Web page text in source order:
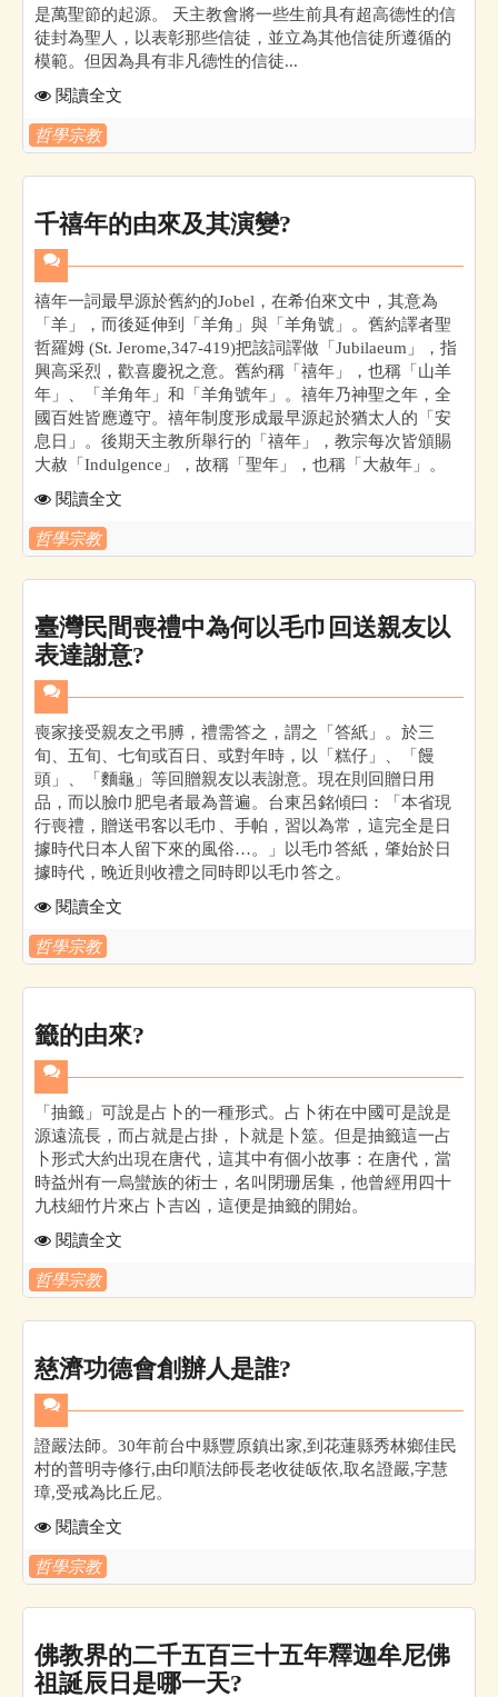
是萬聖節的起源。 天主教會將一些生前具有超高德性的信
徒封為聖人，以表彰那些信徒，並立為其他信徒所遵循的
模範。但因為具有非凡德性的信徒...
閱讀全文
哲學宗教
千禧年的由來及其演變?
禧年一詞最早源於舊約的Jobel，在希伯來文中，其意為
「羊」，而後延伸到「羊角」與「羊角號」。舊約譯者聖
哲羅姆 (St. Jerome,347-419)把該詞譯做「Jubilaeum」，指
興高采烈，歡喜慶祝之意。舊約稱「禧年」，也稱「山羊
年」、「羊角年」和「羊角號年」。禧年乃神聖之年，全
國百姓皆應遵守。禧年制度形成最早源起於猶太人的「安
息日」。後期天主教所舉行的「禧年」，教宗每次皆頒賜
大赦「Indulgence」，故稱「聖年」，也稱「大赦年」。
閱讀全文
哲學宗教
臺灣民間喪禮中為何以毛巾回送親友以
表達謝意?
喪家接受親友之弔膊，禮需答之，謂之「答紙」。於三
旬、五旬、七旬或百日、或對年時，以「糕仔」、「饅
頭」、「麵龜」等回贈親友以表謝意。現在則回贈日用
品，而以臉巾肥皂者最為普遍。台東呂銘傾曰：「本省現
行喪禮，贈送弔客以毛巾、手帕，習以為常，這完全是日
據時代日本人留下來的風俗…。」以毛巾答紙，肇始於日
據時代，晚近則收禮之同時即以毛巾答之。
閱讀全文
哲學宗教
籤的由來?
「抽籤」可說是占卜的一種形式。占卜術在中國可是說是
源遠流長，而占就是占掛，卜就是卜筮。但是抽籤這一占
卜形式大約出現在唐代，這其中有個小故事：在唐代，當
時益州有一烏蠻族的術士，名叫閉珊居集，他曾經用四十
九枝細竹片來占卜吉凶，這便是抽籤的開始。
閱讀全文
哲學宗教
慈濟功德會創辦人是誰?
證嚴法師。30年前台中縣豐原鎮出家,到花蓮縣秀林鄉佳民
村的普明寺修行,由印順法師長老收徒皈依,取名證嚴,字慧
璋,受戒為比丘尼。
閱讀全文
哲學宗教
佛教界的二千五百三十五年釋迦牟尼佛
祖誕辰日是哪一天?